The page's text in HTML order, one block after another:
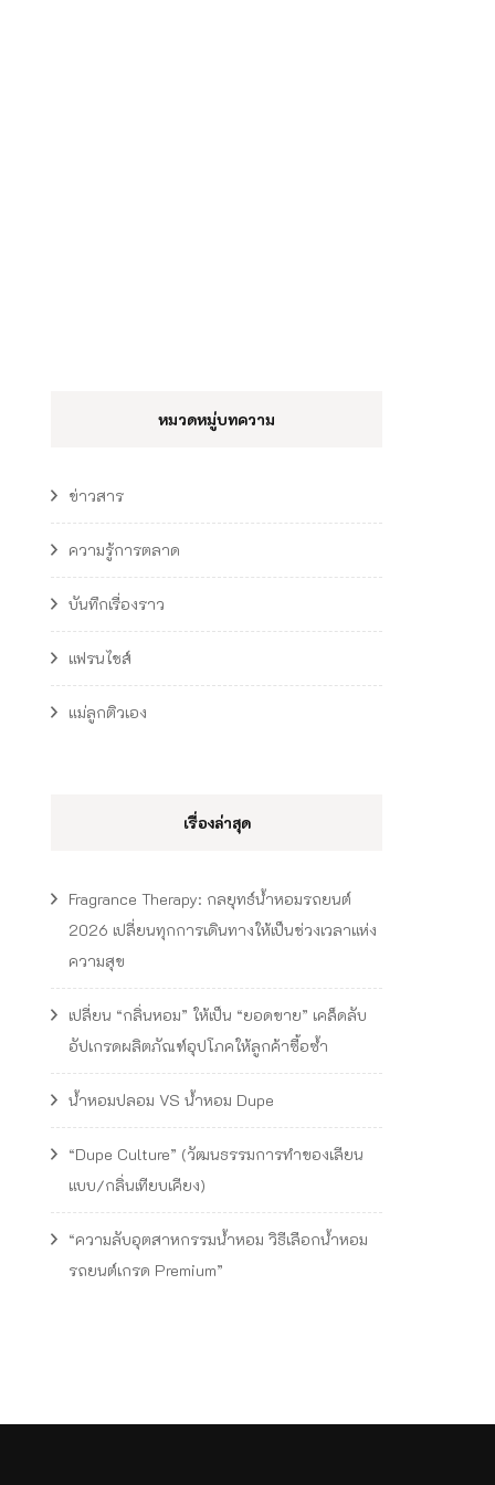
หมวดหมู่บทความ
ข่าวสาร
ความรู้การตลาด
บันทึกเรื่องราว
แฟรนไชส์
แม่ลูกติวเอง
เรื่องล่าสุด
Fragrance Therapy: กลยุทธ์น้ำหอมรถยนต์
2026 เปลี่ยนทุกการเดินทางให้เป็นช่วงเวลาแห่ง
ความสุข
เปลี่ยน “กลิ่นหอม” ให้เป็น “ยอดขาย” เคล็ดลับ
อัปเกรดผลิตภัณฑ์อุปโภคให้ลูกค้าซื้อซ้ำ
น้ำหอมปลอม VS น้ำหอม Dupe
“Dupe Culture” (วัฒนธรรมการทำของเลียน
แบบ/กลิ่นเทียบเคียง)
“ความลับอุตสาหกรรมน้ำหอม วิธีเลือกน้ำหอม
รถยนต์เกรด Premium”